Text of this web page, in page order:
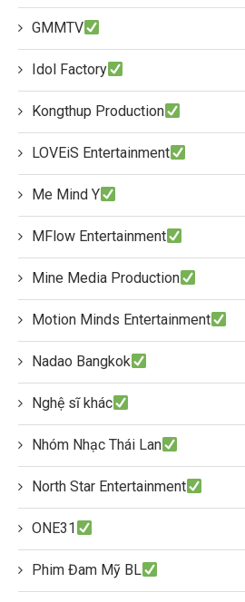
GMMTV
Idol Factory
Kongthup Production
LOVEiS Entertainment
Me Mind Y
MFlow Entertainment
Mine Media Production
Motion Minds Entertainment
Nadao Bangkok
Nghệ sĩ khác
Nhóm Nhạc Thái Lan
North Star Entertainment
ONE31
Phim Đam Mỹ BL